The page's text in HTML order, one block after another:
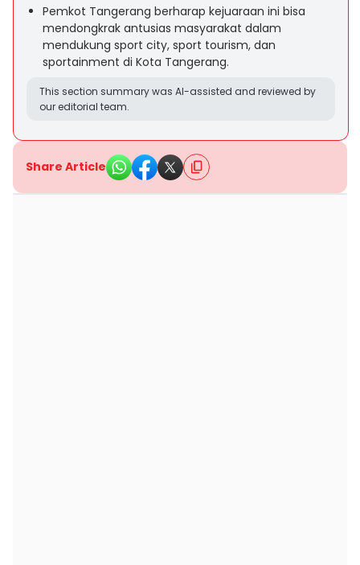
Pemkot Tangerang berharap kejuaraan ini bisa
mendongkrak antusias masyarakat dalam
mendukung sport city, sport tourism, dan
sportainment di Kota Tangerang.
This section summary was AI-assisted and reviewed by
our editorial team.
Share Article